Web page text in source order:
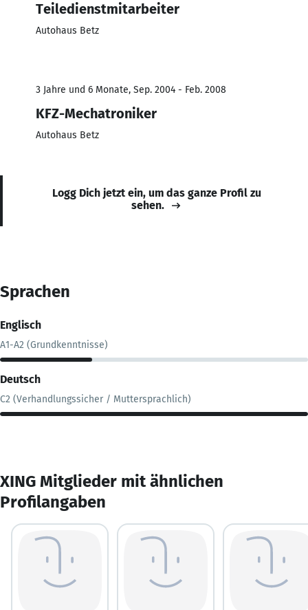
Teiledienstmitarbeiter
Autohaus Betz
3 Jahre und 6 Monate, Sep. 2004 - Feb. 2008
KFZ-Mechatroniker
Autohaus Betz
Logg Dich jetzt ein, um das ganze Profil zu
sehen.
Sprachen
Englisch
A1-A2 (Grundkenntnisse)
Deutsch
C2 (Verhandlungssicher / Muttersprachlich)
XING Mitglieder mit ähnlichen
Profilangaben